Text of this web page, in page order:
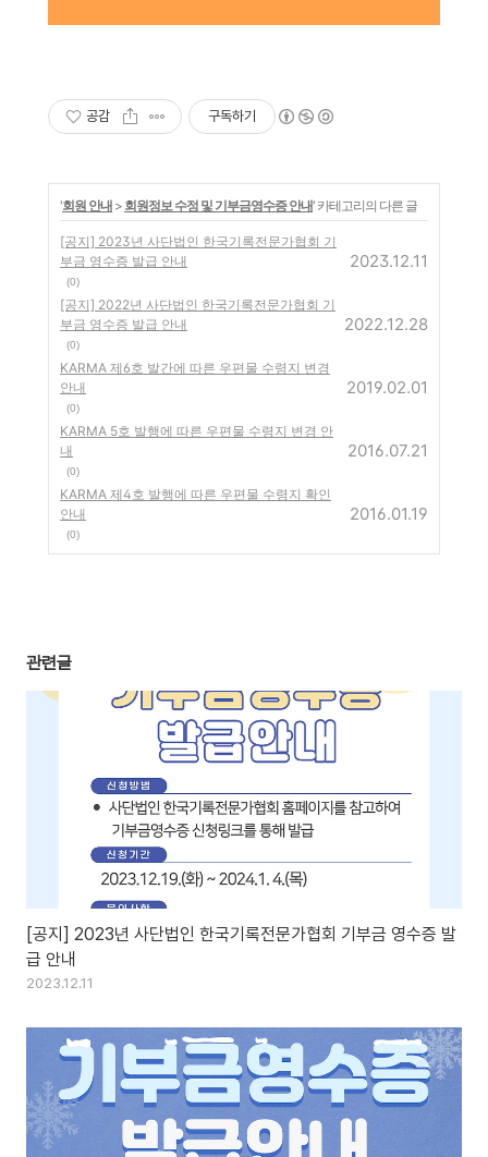
공감 구독하기
'회원 안내 > 회원정보 수정 및 기부금영수증 안내' 카테고리의 다른 글
[공지] 2023년 사단법인 한국기록전문가협회 기
부금 영수증 발급 안내
(0)
2023.12.11
[공지] 2022년 사단법인 한국기록전문가협회 기
부금 영수증 발급 안내
(0)
2022.12.28
KARMA 제6호 발간에 따른 우편물 수령지 변경
안내
(0)
2019.02.01
KARMA 5호 발행에 따른 우편물 수령지 변경 안
내
(0)
2016.07.21
KARMA 제4호 발행에 따른 우편물 수령지 확인
안내
(0)
2016.01.19
관련글
[공지] 2023년 사단법인 한국기록전문가협회 기부금 영수증 발
급 안내
2023.12.11